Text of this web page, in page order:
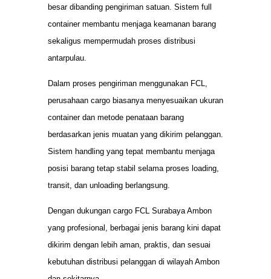
besar dibanding pengiriman satuan. Sistem full
container membantu menjaga keamanan barang
sekaligus mempermudah proses distribusi
antarpulau.
Dalam proses pengiriman menggunakan FCL,
perusahaan cargo biasanya menyesuaikan ukuran
container dan metode penataan barang
berdasarkan jenis muatan yang dikirim pelanggan.
Sistem handling yang tepat membantu menjaga
posisi barang tetap stabil selama proses loading,
transit, dan unloading berlangsung.
Dengan dukungan cargo FCL Surabaya Ambon
yang profesional, berbagai jenis barang kini dapat
dikirim dengan lebih aman, praktis, dan sesuai
kebutuhan distribusi pelanggan di wilayah Ambon